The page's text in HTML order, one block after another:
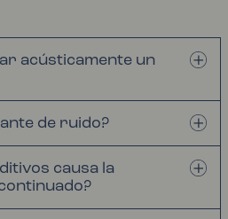
acústicamente un
de ruido?
causa la